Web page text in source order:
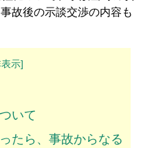
故後の示談交渉の内容も
示]
いて
たら、事故からなる